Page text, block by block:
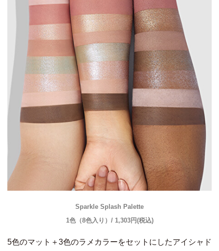
Sparkle Splash Palette
1色（8色入り）/ 1,303円(税込)
5色のマット＋3色のラメカラーをセットにしたアイシャド